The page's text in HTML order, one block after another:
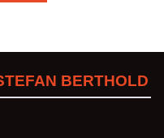
BERTHOLD